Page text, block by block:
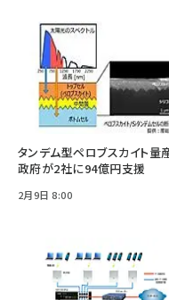
タンデム型ペロブスカイト量
政府が2社に94億円支援
2月9日 8:00